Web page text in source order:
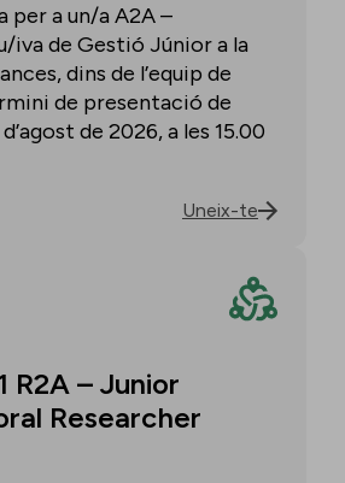
per a un/a A2A –
iva de Gestió Júnior a la
dins de l’equip de
de presentació de
d’agost de 2026, a les 15.00
Uneix-te
R2A – Junior
Researcher